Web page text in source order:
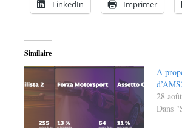
LinkedIn Imprimer
Similaire
A
28
Dans